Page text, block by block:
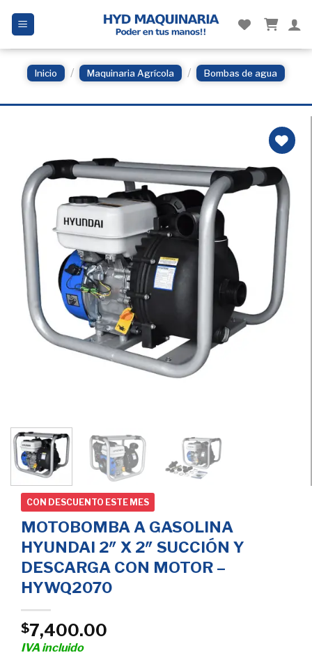
Inicio / Maquinaria Agrícola / Bombas de agua
Añadir
a la
Lista
de
deseos
CON DESCUENTO ESTE MES
MOTOBOMBA A GASOLINA
HYUNDAI 2″ X 2″ SUCCIÓN Y
DESCARGA CON MOTOR –
HYWQ2070
$7,400.00
IVA incluido